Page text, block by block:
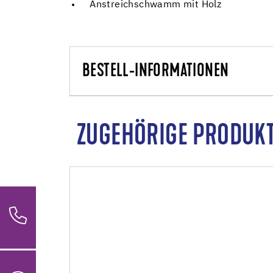
Anstreichschwamm mit Holz
BESTELL-INFORMATIONEN
ZUGEHÖRIGE